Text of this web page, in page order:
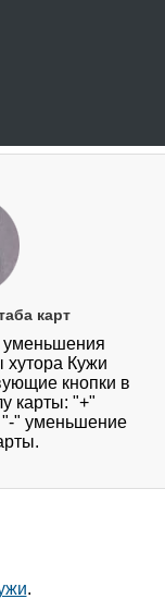
карт
уменьшения
хутора Кужи
кнопки в
карты: "+"
" уменьшение
.